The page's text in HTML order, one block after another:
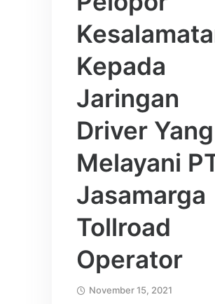
Kepada
Jaringan
Driver Yang
Melayani
Jasamarga
Tollroad
Operator
November 15, 2021